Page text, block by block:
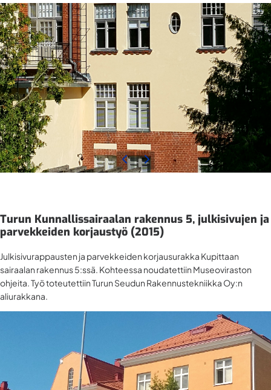
Turun Kunnallissairaalan rakennus 5, julkisivujen ja
parvekkeiden korjaustyö (2015)
Julkisivurappausten ja parvekkeiden korjausurakka Kupittaan
sairaalan rakennus 5:ssä. Kohteessa noudatettiin Museoviraston
ohjeita. Työ toteutettiin Turun Seudun Rakennustekniikka Oy:n
aliurakkana.